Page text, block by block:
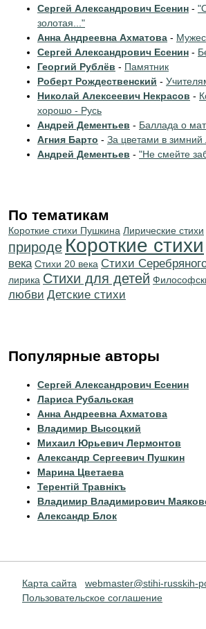
Сергей Александрович Есенин -
золотая..."
Анна Андреевна Ахматова -
Сергей Александрович Есенин -
Георгий Рублёв - Памятник
Роберт Рождественский -
Николай Алексеевич Некрасов -
хорошо - Русь
Андрей Дементьев - Баллада о
Агния Барто - За цветами в зимний
Андрей Дементьев - "Не смейте
По тематикам
Короткие стихи Пушкина Лирические стихи
природе Короткие стихи
века Стихи 20 века Cтихи
лирика Стихи для детей
любви Детские стихи
Популярные авторы
Сергей Александрович Есенин
Лариса Рубальская
Анна Андреевна Ахматова
Владимир Высоцкий
Михаил Юрьевич Лермонтов
Александр Сергеевич Пушкин
Марина Цветаева
Терентiй Травнiкъ
Владимир Владимирович
Александр Блок
Карта сайта
webmaster@stihi-russkih-
Пользовательское соглашение